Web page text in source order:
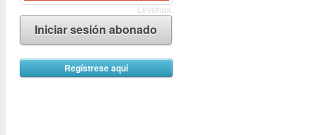
Leyenda.
Iniciar sesión abonado
Regístrese aquí